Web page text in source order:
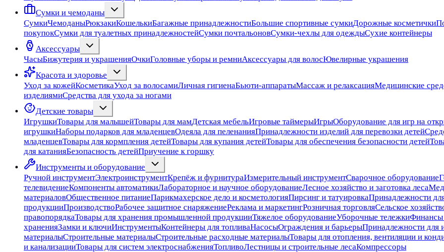
Сумки и чемоданы
СумкиЧемоданыРюкзакиКошелькиБагажные принадлежностиБольшие спортивные сумкиДорожные косметички
покупокСумки для туалетных принадлежностейСумки почтальоновСумки-чехлы для одеждыСухие контейнеры
Аксессуары
ЧасыБижутерия и украшенияОчкиГоловные уборы и ремниАксессуары для волосЮвелирные украшения
Красота и здоровье
Уход за кожейКосметикаУход за волосамиЛичная гигиенаБьюти-аппаратыМассаж и релаксацияМедицинские
изделиямиСредства для ухода за ногами
Детские товары
ИгрушкиТовары для малышейТовары для мамДетская мебельИгровые таймерыИгрыОборудование для игр на
игрушкиНаборы подарков для младенцевОдеяла для пеленанияПринадлежности изделий для перевозки детей
младенцевТовары для кормпления детейТовары для купания детейТовары для обеспечения безопасности детей
для катанияБезопасность детейПриучение к горшку
Инструменты и оборудование
Ручной инструментЭлектроинструментКрепёж и фурнитураИзмерительный инструментСварочное оборудование
телевидениеКомпоненты автоматикиЛабораторное и научное оборудованиеЛесное хозяйство и заготовка леса
материаловОбщественное питаниеПарикмахерское дело и косметологияПирсинг и татуировкаПринадлежности
продукцииПроизводствоРабочее защитное снаряжениеРеклама и маркетингРозничная торговляСельское
правопорядкаТовары для хранения промышленной продукцииТяжелое оборудованиеУборочные тележкиФинансы
храненияЗамки и ключиИнструментыКонтейнеры для топливаНасосыОграждения и барьерыПринадлежности для
материалыСтроительные материалыСтроительные расходные материалыТовары для отопления, вентиляции и
и канализацииТовары для систем электроснабженияТопливоЛестницы и строительные лесаКомпрессоры